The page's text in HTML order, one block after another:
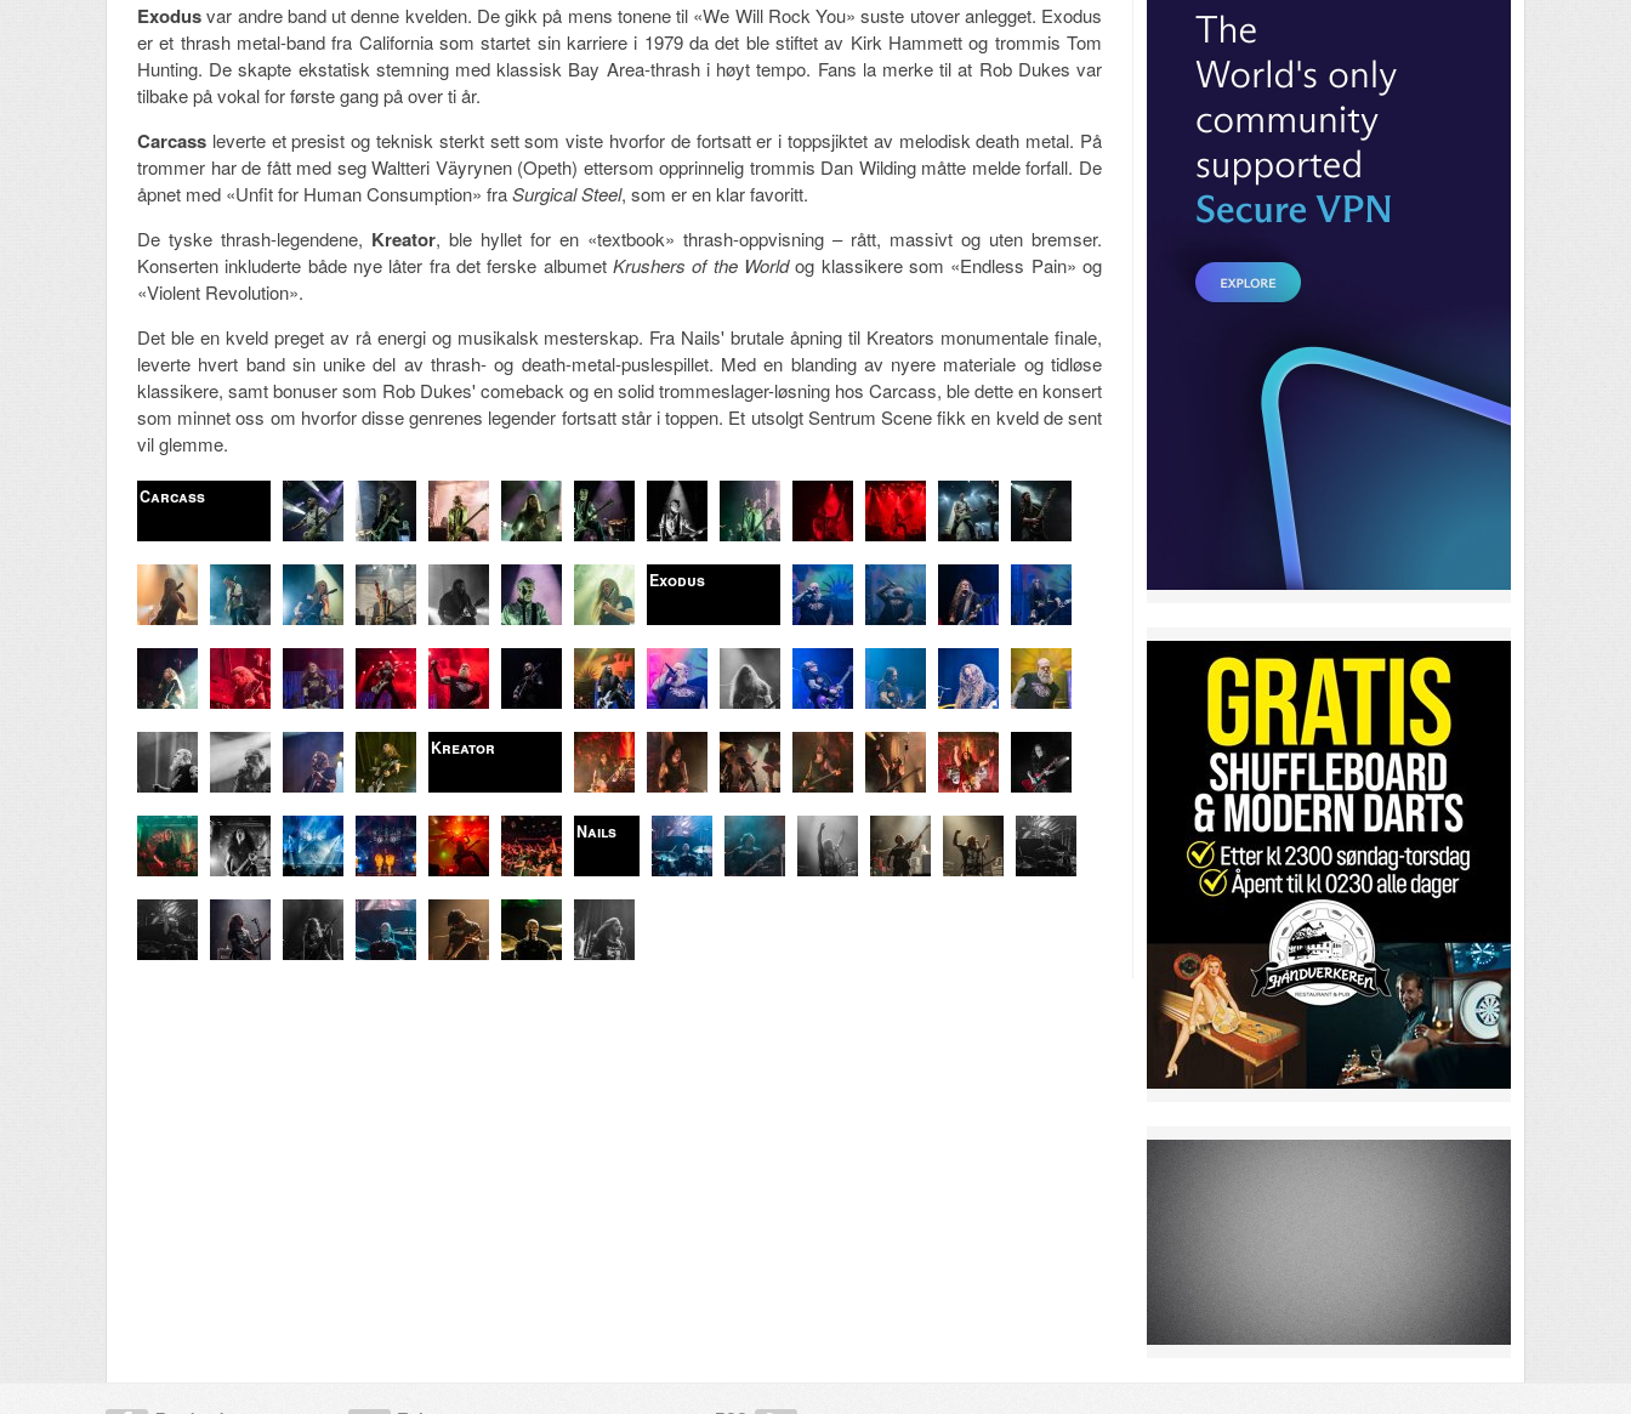
Exodusvar andre band ut denne kvelden. De gikk på mens tonene til «We Will Rock You» suste utover anlegget. Exodus
er et thrash metal-band fra California som startet sin karriere i 1979 da det ble stiftet av Kirk Hammett og trommis Tom
Hunting. De skapte ekstatisk stemning med klassisk Bay Area-thrash i høyt tempo. Fans la merke til at Rob Dukes var
tilbake på vokal for første gang på over ti år.
Carcass leverte et presist og teknisk sterkt sett som viste hvorfor de fortsatt er i toppsjiktet av melodisk death metal. På
trommer har de fått med seg Waltteri Väyrynen (Opeth) ettersom opprinnelig trommis Dan Wilding måtte melde forfall. De
åpnet med «Unfit for Human Consumption» fraSurgical Steel, som er en klar favoritt.
De tyske thrash-legendene, Kreator, ble hyllet for en «textbook» thrash-oppvisning – rått, massivt og uten bremser.
Konserten inkluderte både nye låter fra det ferske albumet Krushers of the Worldog klassikere som «Endless Pain» og
«Violent Revolution».
Det ble en kveld preget av rå energi og musikalsk mesterskap. Fra Nails' brutale åpning til Kreators monumentale finale,
leverte hvert band sin unike del av thrash- og death-metal-puslespillet. Med en blanding av nyere materiale og tidløse
klassikere, samt bonuser som Rob Dukes' comeback og en solid trommeslager-løsning hos Carcass, ble dette en konsert
som minnet oss om hvorfor disse genrenes legender fortsatt står i toppen. Et utsolgt Sentrum Scene fikk en kveld de sent
vil glemme.
Carcass
Exodus
Kreator
Nails